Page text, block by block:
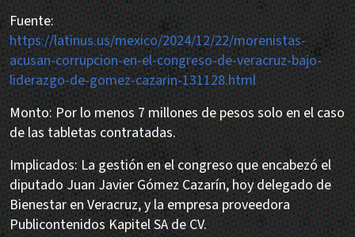
Fuente:
https://latinus.us/mexico/2024/12/22/morenistas-
acusan-corrupcion-en-el-congreso-de-veracruz-bajo-
liderazgo-de-gomez-cazarin-131128.html
Monto: Por lo menos 7 millones de pesos solo en el caso
de las tabletas contratadas.
Implicados: La gestión en el congreso que encabezó el
diputado Juan Javier Gómez Cazarín, hoy delegado de
Bienestar en Veracruz, y la empresa proveedora
Publicontenidos Kapitel SA de CV.